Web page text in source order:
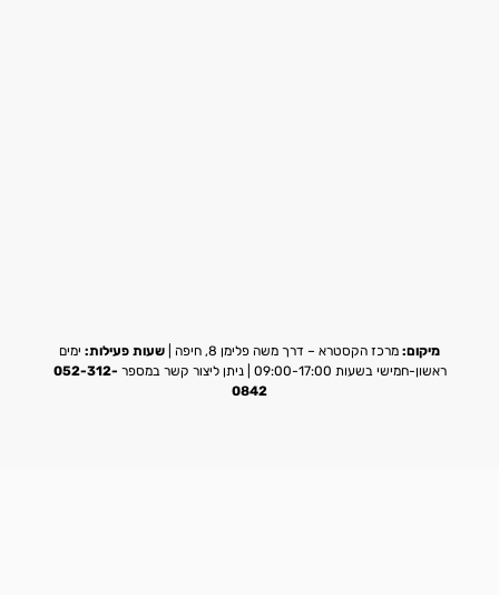
מיקום: מרכז הקסטרא – דרך משה פלימן 8, חיפה | שעות פעילות: ימים
ראשון-חמישי בשעות 09:00-17:00 | ניתן ליצור קשר במספר
052-312-
0842